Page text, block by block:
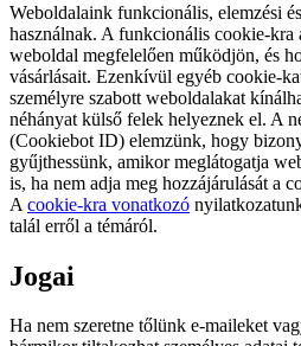
Weboldalaink funkcionális, elemzési
használnak. A funkcionális cookie-kra
weboldal megfelelően működjön, és
vásárlásait. Ezenkívül egyéb cookie-
személyre szabott weboldalakat
néhányat külső felek helyeznek el. A
(Cookiebot ID) elemzünk, hogy
gyűjthessünk, amikor meglátogatja
is, ha nem adja meg hozzájárulását a
A cookie-kra vonatkozó
talál erről a témáról.
Jogai
Ha nem szeretne tőlünk e-maileket